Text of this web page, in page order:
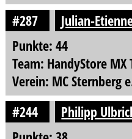
#287
Julian-
Punkte: 44
Team: HandyStore MX
Verein: MC Sternberg
#244
Philipp